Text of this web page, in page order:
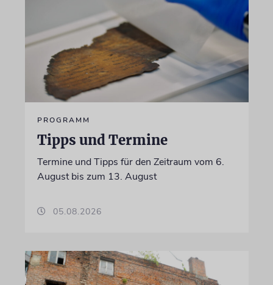
PROGRAMM
Tipps und Termine
Termine und Tipps für den Zeitraum vom 6.
August bis zum 13. August
05.08.2026